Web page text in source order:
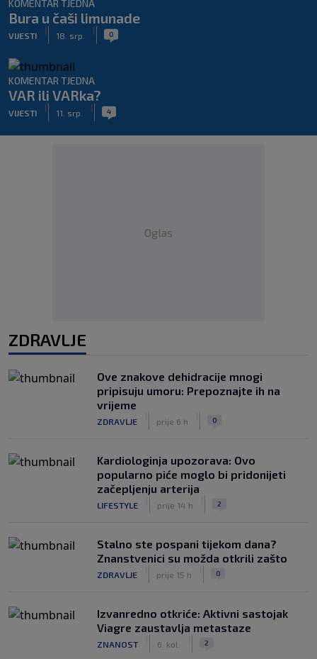
KOMENTAR TJEDNA
Bura u čaši limunade
VIJESTI
|
18. srp.
| 0
KOMENTAR TJEDNA
VAR ili VARka?
VIJESTI
|
11. srp.
| 4
Oglas
ZDRAVLJE
Ove znakove dehidracije mnogi
pripisuju umoru: Prepoznajte ih na
vrijeme
ZDRAVLJE prije 6 h 0
Kardiologinja upozorava: Ovo
popularno piće moglo bi pridonijeti
začepljenju arterija
LIFESTYLE prije 14 h 2
Stalno ste pospani tijekom dana?
Znanstvenici su možda otkrili zašto
ZDRAVLJE prije 15 h 0
Izvanredno otkriće: Aktivni sastojak
Viagre zaustavlja metastaze
ZNANOST 6. kol. 2